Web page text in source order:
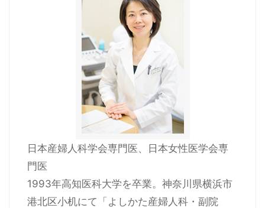
日本産婦人科学会専門医、日本女性医学会専
門医
1993年高知医科大学を卒業。神奈川県横浜市
港北区小机にて「よしかた産婦人科・副院